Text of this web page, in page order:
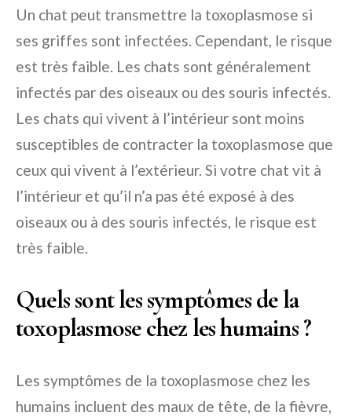
Un chat peut transmettre la toxoplasmose si
ses griffes sont infectées. Cependant, le risque
est très faible. Les chats sont généralement
infectés par des oiseaux ou des souris infectés.
Les chats qui vivent à l’intérieur sont moins
susceptibles de contracter la toxoplasmose que
ceux qui vivent à l’extérieur. Si votre chat vit à
l’intérieur et qu’il n’a pas été exposé à des
oiseaux ou à des souris infectés, le risque est
très faible.
Quels sont les symptômes de la
toxoplasmose chez les humains ?
Les symptômes de la toxoplasmose chez les
humains incluent des maux de tête, de la fièvre,